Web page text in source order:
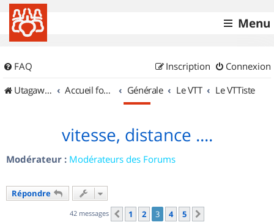
Menu
FAQ Connexion
Inscription
UtagawaVTT (Randos VTT et VTTAE avec traces GPS)
Accueil forum Générale Le VTT Le VTTiste
vitesse, distance ....
Modérateur : Modérateurs des Forums
Répondre
42 messages Précédent
1 2 3 4 5